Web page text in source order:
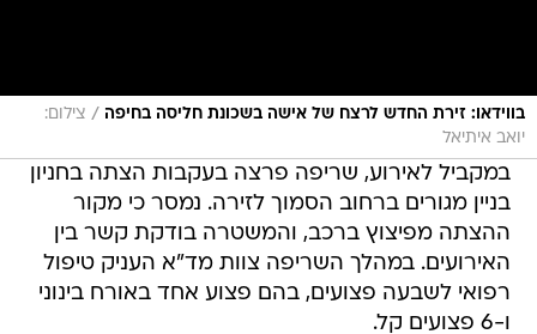
במקביל לאירוע, שריפה פרצה בעקבות הצתה בחניון
בניין מגורים ברחוב הסמוך לזירה. נמסר כי מקור
ההצתה מפיצוץ ברכב, והמשטרה בודקת קשר בין
האירועים. במהלך השריפה צוות מד"א העניק טיפול
רפואי לשבעה פצועים, בהם פצוע אחד באורח בינוני
ו-6 פצועים קל.
חיפה רצח